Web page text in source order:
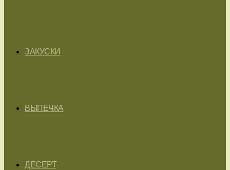
ЗАКУСКИ
ВЫПЕЧКА
ДЕСЕРТ